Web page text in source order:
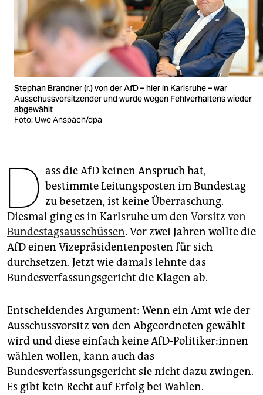
veranstaltungen
shop
fragen & hilfe
unterstützen
abo
Stephan Brandner (r.) von der AfD – hier in Karlsruhe – war
Ausschussvorsitzender und wurde wegen Fehlverhaltens wieder
abgewählt
Foto: Uwe Anspach/dpa
D ass die AfD keinen Anspruch hat,
bestimmte Leitungsposten im Bundestag
zu besetzen, ist keine Überraschung.
Diesmal ging es in Karlsruhe um den Vorsitz von
Bundestagsausschüssen. Vor zwei Jahren wollte die
AfD einen Vizepräsidentenposten für sich
durchsetzen. Jetzt wie damals lehnte das
Bundesverfassungsgericht die Klagen ab.
Entscheidendes Argument: Wenn ein Amt wie der
Ausschussvorsitz von den Abgeordneten gewählt
wird und diese einfach keine AfD-Poli­tiker:in­nen
wählen wollen, kann auch das
Bundesverfassungsgericht sie nicht dazu zwingen.
Es gibt kein Recht auf Erfolg bei Wahlen.